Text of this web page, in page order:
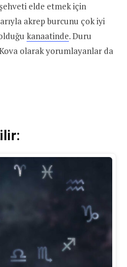
elde etmek için
akrep burcunu çok iyi
kanaatinde. Duru
olarak yorumlayanlar da